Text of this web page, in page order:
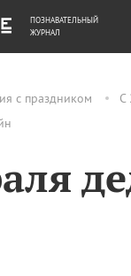
с праздником С
ДЕНЬГИ
ПОЗНАВАТЕЛЬНЫЙ
ЖУРНАЛ